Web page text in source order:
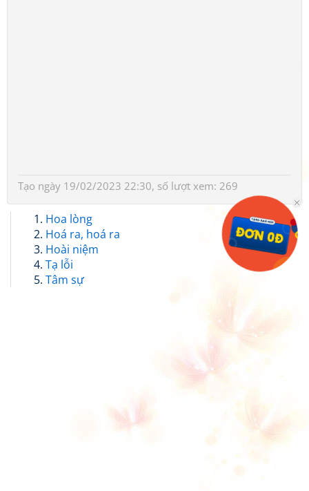
Tạo ngày 19/02/2023 22:30, số lượt xem: 269
Hoa lòng
Hoá ra, hoá ra
Hoài niệm
Tạ lỗi
Tâm sự